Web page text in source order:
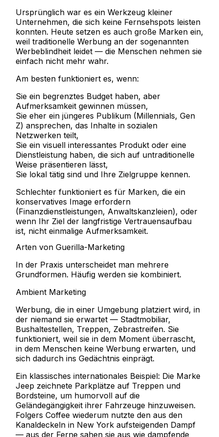
Ursprünglich war es ein Werkzeug kleiner
Unternehmen, die sich keine Fernsehspots leisten
konnten. Heute setzen es auch große Marken ein,
weil traditionelle Werbung an der sogenannten
Werbeblindheit leidet — die Menschen nehmen sie
einfach nicht mehr wahr.
Am besten funktioniert es, wenn:
Sie ein begrenztes Budget haben, aber
Aufmerksamkeit gewinnen müssen,
Sie eher ein jüngeres Publikum (Millennials, Gen
Z) ansprechen, das Inhalte in sozialen
Netzwerken teilt,
Sie ein visuell interessantes Produkt oder eine
Dienstleistung haben, die sich auf untraditionelle
Weise präsentieren lässt,
Sie lokal tätig sind und Ihre Zielgruppe kennen.
Schlechter funktioniert es für Marken, die ein
konservatives Image erfordern
(Finanzdienstleistungen, Anwaltskanzleien), oder
wenn Ihr Ziel der langfristige Vertrauensaufbau
ist, nicht einmalige Aufmerksamkeit.
Arten von Guerilla-Marketing
In der Praxis unterscheidet man mehrere
Grundformen. Häufig werden sie kombiniert.
Ambient Marketing
Werbung, die in einer Umgebung platziert wird, in
der niemand sie erwartet — Stadtmobiliar,
Bushaltestellen, Treppen, Zebrastreifen. Sie
funktioniert, weil sie in dem Moment überrascht,
in dem Menschen keine Werbung erwarten, und
sich dadurch ins Gedächtnis einprägt.
Ein klassisches internationales Beispiel: Die Marke
Jeep zeichnete Parkplätze auf Treppen und
Bordsteine, um humorvoll auf die
Geländegängigkeit ihrer Fahrzeuge hinzuweisen.
Folgers Coffee wiederum nutzte den aus den
Kanaldeckeln in New York aufsteigenden Dampf
— aus der Ferne sahen sie aus wie dampfende